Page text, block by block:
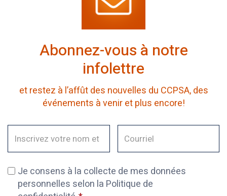
Abonnez-vous à notre
infolettre
et restez à l’affût des nouvelles du CCPSA, des
événements à venir et plus encore!
Je consens à la collecte de mes données
personnelles selon la Politique de